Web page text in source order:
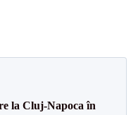
la Cluj-Napoca în